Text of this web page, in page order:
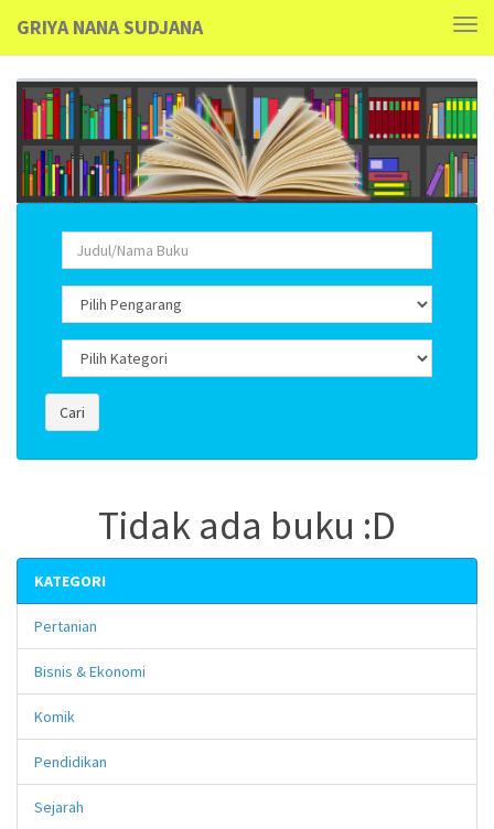
GRIYA NANA SUDJANA
Cari
Tidak ada buku :D
KATEGORI
Pertanian
Bisnis & Ekonomi
Komik
Pendidikan
Sejarah